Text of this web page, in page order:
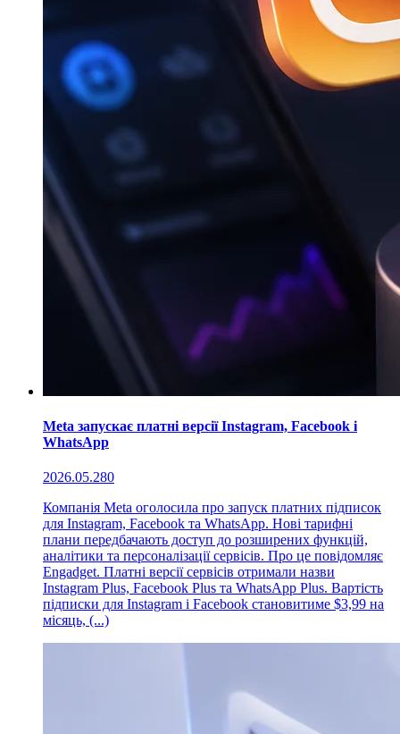
Meta запускає платні версії Instagram, Facebook і
WhatsApp
2026.05.280
Компанія Meta оголосила про запуск платних підписок
для Instagram, Facebook та WhatsApp. Нові тарифні
плани передбачають доступ до розширених функцій,
аналітики та персоналізації сервісів. Про це повідомляє
Engadget. Платні версії сервісів отримали назви
Instagram Plus, Facebook Plus та WhatsApp Plus. Вартість
підписки для Instagram і Facebook становитиме $3,99 на
місяць, (...)